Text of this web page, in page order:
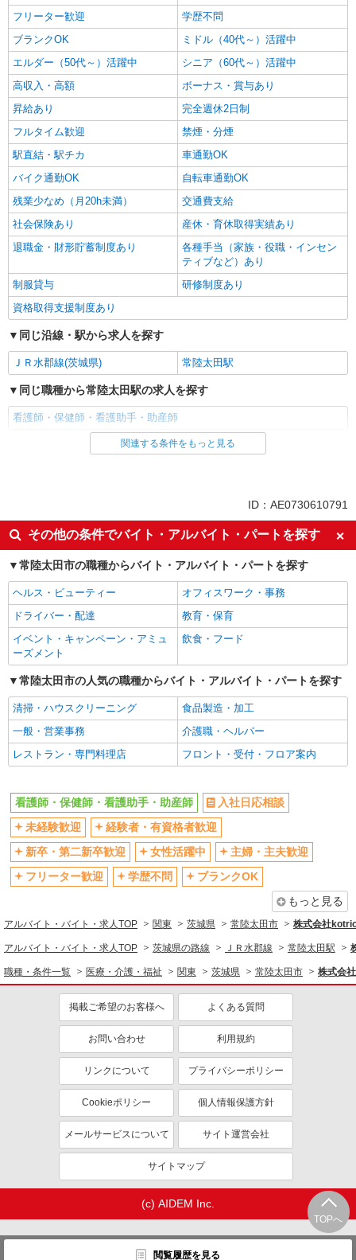
フリーター歓迎
学歴不問
ブランクOK
ミドル（40代～）活躍中
エルダー（50代～）活躍中
シニア（60代～）活躍中
高収入・高額
ボーナス・賞与あり
昇給あり
完全週休2日制
フルタイム歓迎
禁煙・分煙
駅直結・駅チカ
車通勤OK
バイク通勤OK
自転車通勤OK
残業少なめ（月20h未満）
交通費支給
社会保険あり
産休・育休取得実績あり
退職金・財形貯蓄制度あり
各種手当（家族・役職・インセン
ティブなど）あり
制服貸与
研修制度あり
資格取得支援制度あり
同じ沿線・駅から求人を探す
ＪＲ水郡線(茨城県) 常陸太田駅
同じ職種から常陸太田駅の求人を探す
看護師・保健師・看護助手・助産師
同じ雇用形態から常陸太田駅の求人を探す
入社日応相談
未経験歓迎
経験者・有資格者歓迎
新卒・第二新卒歓迎
女性活躍中
主婦・主夫歓迎
フリーター歓迎
学歴不問
ブランクOK
ミドル（40代～）活躍中
エルダー（50代～）活躍中
シニア（60代～）活躍中
高収入・高額
ボーナス・賞与あり
昇給あり
完全週休2日制
フルタイム歓迎
禁煙・分煙
駅直結・駅チカ
車通勤OK
バイク通勤OK
自転車通勤OK
社会保険あり
産休・育休取得実績あり
退職金・財形貯蓄制度あり
各種手当（家族・役職・インセン
ティブなど）あり
制服貸与
研修制度あり
資格取得支援制度あり
医療・介護・福祉
看護師・保健師・看護助手・助産師
同じ特徴から求人を探す
未経験歓迎
ミドル（40代～）活躍中
ボーナス・賞与あり
車通勤OK
社会保険あり
産休・育休取得実績あり
関連する条件をもっと見る
ID：AE0730610791
その他の条件でバイト・アルバイト・パートを探す
常陸太田市の職種からバイト・アルバイト・パートを探す
ヘルス・ビューティー
オフィスワーク・事務
ドライバー・配達
教育・保育
イベント・キャンペーン・アミュ
ーズメント
飲食・フード
常陸太田市の人気の職種からバイト・アルバイト・パートを探す
清掃・ハウスクリーニング
食品製造・加工
一般・営業事務
介護職・ヘルパー
レストラン・専門料理店
フロント・受付・フロア案内
TOPへ
閲覧履歴を見る
看護師・保健師・看護助手・助産師
入社日応相談
未経験歓迎
経験者・有資格者歓迎
新卒・第二新卒歓迎
女性活躍中
主婦・主夫歓迎
フリーター歓迎
学歴不問
ブランクOK
もっと見る
アルバイト・バイト・求人TOP 関東 茨城県 常陸太田市 株式会社
アルバイト・バイト・求人TOP 茨城県の路線 ＪＲ水郡線 常陸太田駅
職種・条件一覧 医療・介護・福祉 関東 茨城県 常陸太田市 株式会
掲載ご希望のお客様へ よくある質問
お問い合わせ 利用規約
リンクについて プライバシーポリシー
Cookieポリシー 個人情報保護方針
メールサービスについて サイト運営会社
サイトマップ
(c) AIDEM Inc.